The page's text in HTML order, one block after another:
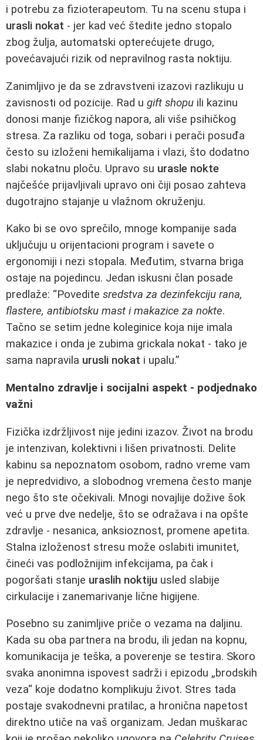
i potrebu za fizioterapeutom. Tu na scenu stupa i
urasli nokat - jer kad već štedite jedno stopalo
zbog žulja, automatski opterećujete drugo,
povećavajući rizik od nepravilnog rasta noktiju.
Zanimljivo je da se zdravstveni izazovi razlikuju u
zavisnosti od pozicije. Rad u gift shopu ili kazinu
donosi manje fizičkog napora, ali više psihičkog
stresa. Za razliku od toga, sobari i perači posuđa
često su izloženi hemikalijama i vlazi, što dodatno
slabi nokatnu ploču. Upravo su urasle nokte
najčešće prijavljivali upravo oni čiji posao zahteva
dugotrajno stajanje u vlažnom okruženju.
Kako bi se ovo sprečilo, mnoge kompanije sada
uključuju u orijentacioni program i savete o
ergonomiji i nezi stopala. Međutim, stvarna briga
ostaje na pojedincu. Jedan iskusni član posade
predlaže: “Povedite sredstva za dezinfekciju rana,
flastere, antibiotsku mast i makazice za nokte.
Tačno se setim jedne koleginice koja nije imala
makazice i onda je zubima grickala nokat - tako je
sama napravila urusli nokat i upalu.”
Mentalno zdravlje i socijalni aspekt - podjednako
važni
Fizička izdržljivost nije jedini izazov. Život na brodu
je intenzivan, kolektivni i lišen privatnosti. Delite
kabinu sa nepoznatom osobom, radno vreme vam
je nepredvidivo, a slobodnog vremena često manje
nego što ste očekivali. Mnogi novajlije dožive šok
već u prve dve nedelje, što se odražava i na opšte
zdravlje - nesanica, anksioznost, promene apetita.
Stalna izloženost stresu može oslabiti imunitet,
čineći vas podložnijim infekcijama, pa čak i
pogoršati stanje uraslih noktiju usled slabije
cirkulacije i zanemarivanje lične higijene.
Posebno su zanimljive priče o vezama na daljinu.
Kada su oba partnera na brodu, ili jedan na kopnu,
komunikacija je teška, a poverenje se testira. Skoro
svaka anonimna ispovest sadrži i epizodu „brodskih
veza“ koje dodatno komplikuju život. Stres tada
postaje svakodnevni pratilac, a hronična napetost
direktno utiče na vaš organizam. Jedan muškarac